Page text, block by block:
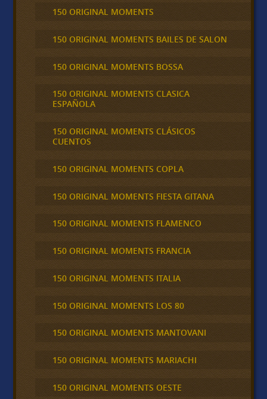
150 ORIGINAL MOMENTS
150 ORIGINAL MOMENTS BAILES DE SALON
150 ORIGINAL MOMENTS BOSSA
150 ORIGINAL MOMENTS CLASICA
ESPAÑOLA
150 ORIGINAL MOMENTS CLÁSICOS
CUENTOS
150 ORIGINAL MOMENTS COPLA
150 ORIGINAL MOMENTS FIESTA GITANA
150 ORIGINAL MOMENTS FLAMENCO
150 ORIGINAL MOMENTS FRANCIA
150 ORIGINAL MOMENTS ITALIA
150 ORIGINAL MOMENTS LOS 80
150 ORIGINAL MOMENTS MANTOVANI
150 ORIGINAL MOMENTS MARIACHI
150 ORIGINAL MOMENTS OESTE